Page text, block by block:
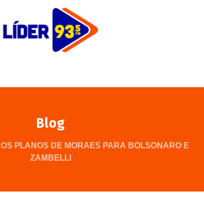
Blog
OS PLANOS DE MORAES PARA BOLSONARO E
ZAMBELLI